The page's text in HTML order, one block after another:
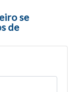
se
de